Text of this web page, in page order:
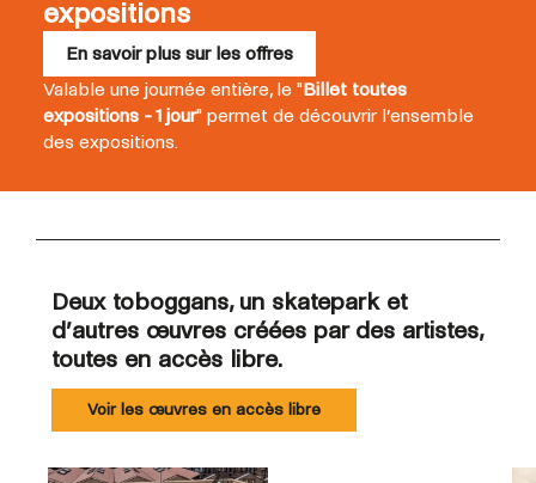
expositions
En savoir plus sur les offres
Valable une journée entière, le "Billet toutes
expositions - 1 jour" permet de découvrir l’ensemble
des expositions.
Deux toboggans, un skatepark et
d’autres œuvres créées par des artistes,
toutes en accès libre.
Voir les œuvres en accès libre